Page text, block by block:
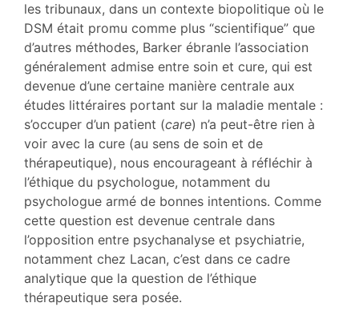
les tribunaux, dans un contexte biopolitique où le
DSM était promu comme plus “scientifique” que
d’autres méthodes, Barker ébranle l’association
généralement admise entre soin et cure, qui est
devenue d’une certaine manière centrale aux
études littéraires portant sur la maladie mentale :
s’occuper d’un patient (care) n’a peut-être rien à
voir avec la cure (au sens de soin et de
thérapeutique), nous encourageant à réfléchir à
l’éthique du psychologue, notamment du
psychologue armé de bonnes intentions. Comme
cette question est devenue centrale dans
l’opposition entre psychanalyse et psychiatrie,
notamment chez Lacan, c’est dans ce cadre
analytique que la question de l’éthique
thérapeutique sera posée.